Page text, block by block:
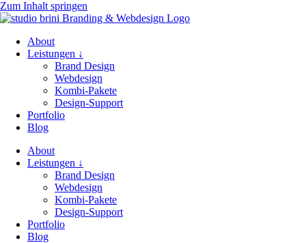
Zum Inhalt springen
About
Leistungen ↓
Brand Design
Webdesign
Kombi-Pakete
Design-Support
Portfolio
Blog
About
Leistungen ↓
Brand Design
Webdesign
Kombi-Pakete
Design-Support
Portfolio
Blog